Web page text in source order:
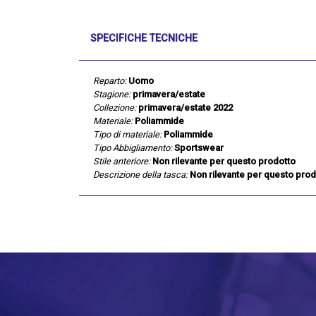
SPECIFICHE TECNICHE
Reparto: Uomo
Stagione: primavera/estate
Collezione: primavera/estate 2022
Materiale: Poliammide
Tipo di materiale: Poliammide
Tipo Abbigliamento: Sportswear
Stile anteriore: Non rilevante per questo prodotto
Descrizione della tasca: Non rilevante per questo